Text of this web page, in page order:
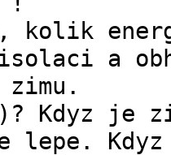
kolik
a
Kdyz je
lepe.